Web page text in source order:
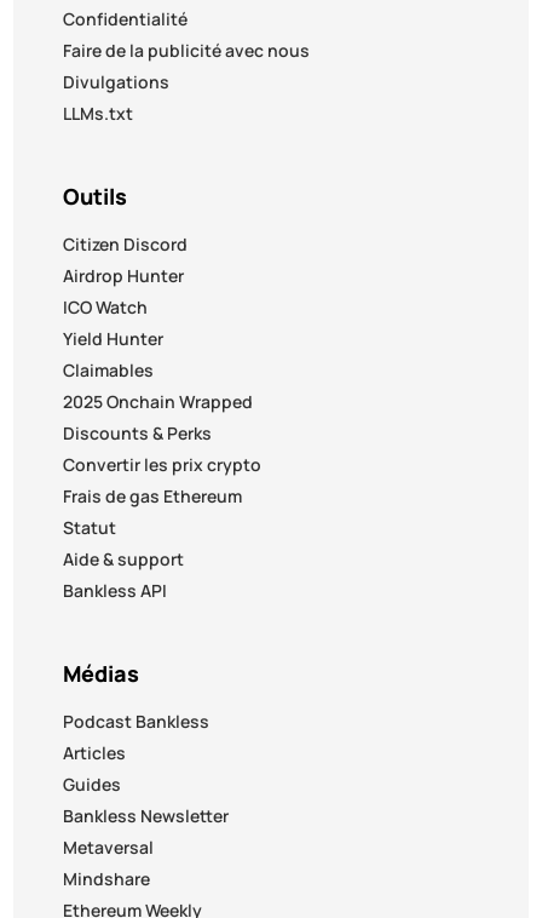
Confidentialité
Faire de la publicité avec nous
Divulgations
LLMs.txt
Outils
Citizen Discord
Airdrop Hunter
ICO Watch
Yield Hunter
Claimables
2025 Onchain Wrapped
Discounts & Perks
Convertir les prix crypto
Frais de gas Ethereum
Statut
Aide & support
Bankless API
Médias
Podcast Bankless
Articles
Guides
Bankless Newsletter
Metaversal
Mindshare
Ethereum Weekly